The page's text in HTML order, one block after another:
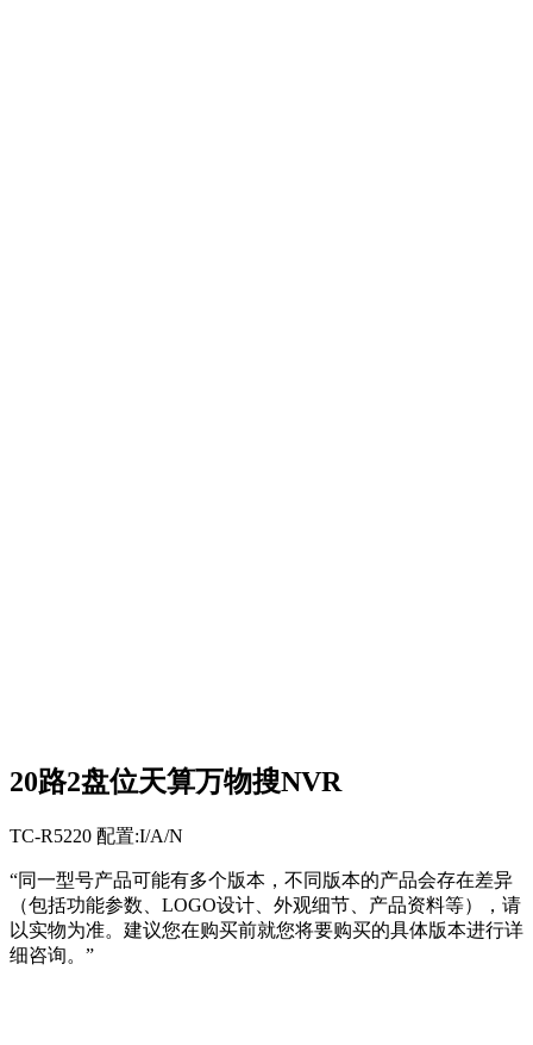
20路2盘位天算万物搜NVR
TC-R5220 配置:I/A/N
“同一型号产品可能有多个版本，不同版本的产品会存在差异
（包括功能参数、LOGO设计、外观细节、产品资料等），请
以实物为准。建议您在购买前就您将要购买的具体版本进行详
细咨询。”